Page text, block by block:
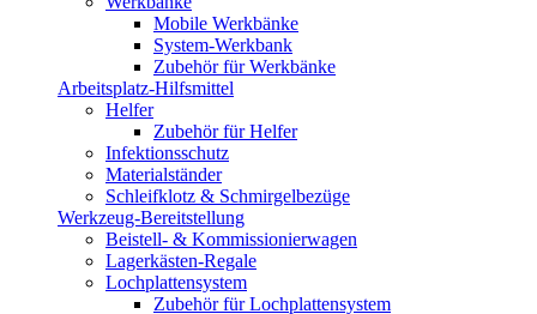
Mobile Werkbänke
System-Werkbank
Zubehör für Werkbänke
Arbeitsplatz-Hilfsmittel
Helfer
Zubehör für Helfer
Infektionsschutz
Materialständer
Schleifklotz & Schmirgelbezüge
Werkzeug-Bereitstellung
Beistell- & Kommissionierwagen
Lagerkästen-Regale
Lochplattensystem
Zubehör für Lochplattensystem